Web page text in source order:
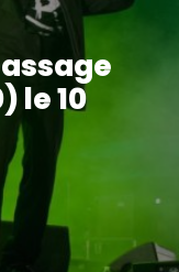
le 10